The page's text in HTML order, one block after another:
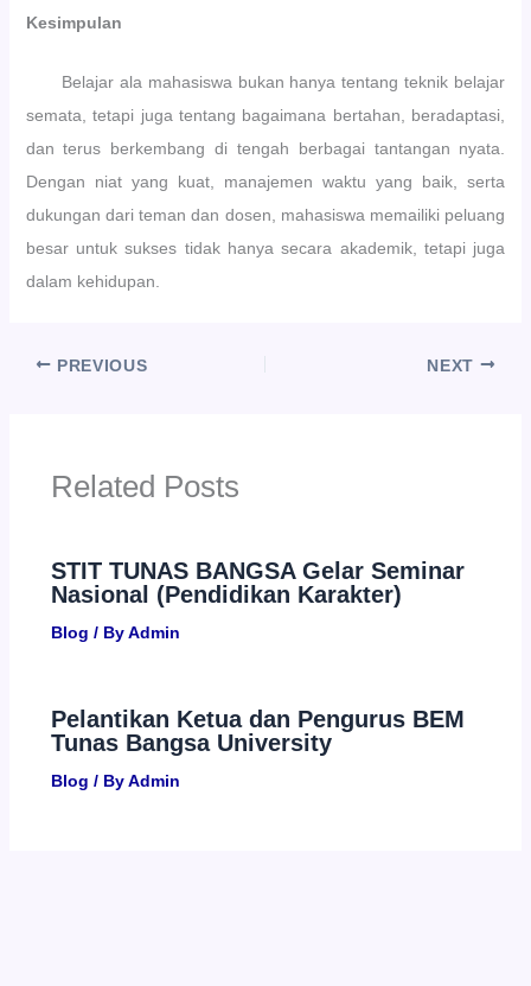
Kesimpulan
Belajar ala mahasiswa bukan hanya tentang teknik belajar
semata, tetapi juga tentang bagaimana bertahan, beradaptasi,
dan terus berkembang di tengah berbagai tantangan nyata.
Dengan niat yang kuat, manajemen waktu yang baik, serta
dukungan dari teman dan dosen, mahasiswa memailiki peluang
besar untuk sukses tidak hanya secara akademik, tetapi juga
dalam kehidupan.
PREVIOUS NEXT
Related Posts
STIT TUNAS BANGSA Gelar Seminar
Nasional (Pendidikan Karakter)
Blog / ByAdmin
Pelantikan Ketua dan Pengurus BEM
Tunas Bangsa University
Blog / ByAdmin